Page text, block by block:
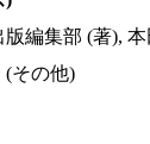
版編集部 (著),
(その他)